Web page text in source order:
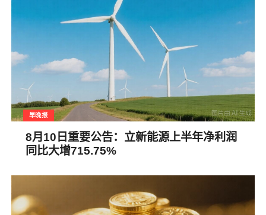
早晚报
8月10日重要公告：立新能源上半年净利润
同比大增715.75%